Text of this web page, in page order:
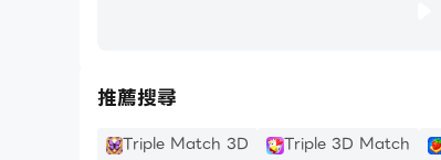
推薦搜尋
Triple Match 3D Triple 3D Match